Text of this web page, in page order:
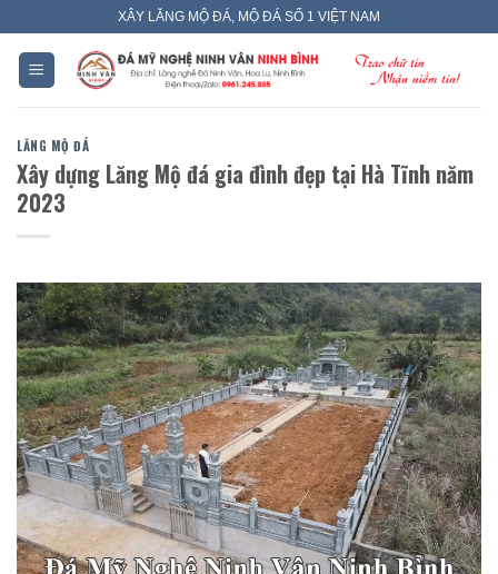
content
XÂY LĂNG MỘ ĐÁ, MỘ ĐÁ SỐ 1 VIỆT NAM
LĂNG MỘ ĐÁ
Xây dựng Lăng Mộ đá gia đình đẹp tại Hà Tĩnh năm
2023